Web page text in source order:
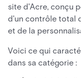
site d'Acre, conçu
d'un contrôle total
et de la
Voici ce qui
dans sa catégorie :